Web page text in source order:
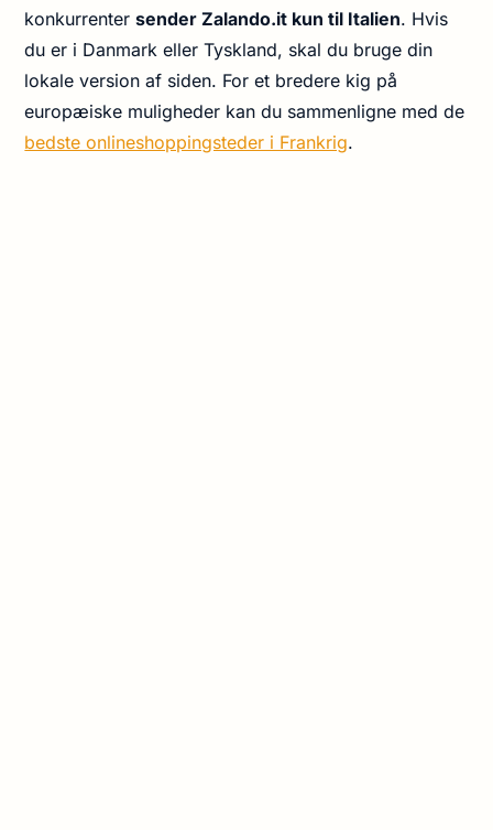
konkurrentersender Zalando.it kun til Italien. Hvis
du er i Danmark eller Tyskland, skal du bruge din
lokale version af siden. For et bredere kig på
europæiske muligheder kan du sammenligne med de
bedste onlineshoppingsteder i Frankrig.